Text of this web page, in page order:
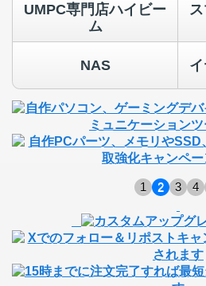
UMPC専門店ハイビー
ム
NAS
1 2 3 4